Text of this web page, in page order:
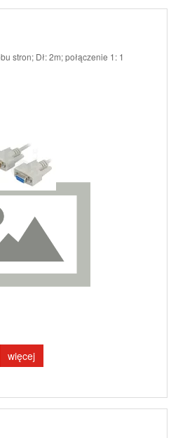
stron; Dł: 2m; połączenie 1: 1
więcej